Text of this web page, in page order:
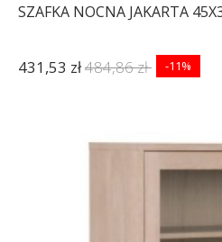
SZAFKA NOCNA JAKARTA
431,53 zł484,86 zł -11%